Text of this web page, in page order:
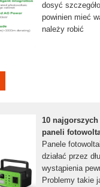
dosyć
powinien mieć
należy robić
10
paneli
Panele
działać przez
wystąpienia
Problemy takie